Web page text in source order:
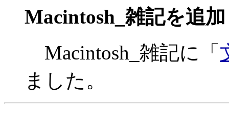
Macintosh_雑記を追加
Macintosh_雑記に「
ました。